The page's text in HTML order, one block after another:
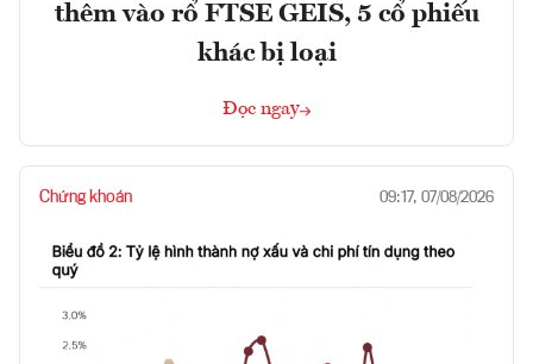
thêm vào rổ FTSE GEIS, 5 cổ phiếu
khác bị loại
Đọc ngay
Chứng khoán 09:17, 07/08/2026